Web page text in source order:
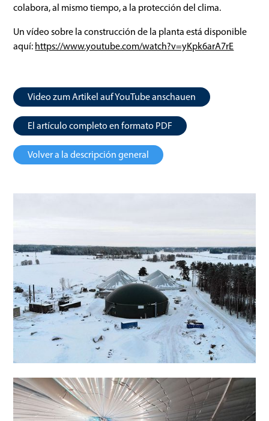
colabora, al mismo tiempo, a la protección del clima.
Un vídeo sobre la construcción de la planta está disponible
aquí: https://www.youtube.com/watch?v=yKpk6arA7rE
Video zum Artikel auf YouTube anschauen
El artículo completo en formato PDF
Volver a la descripción general